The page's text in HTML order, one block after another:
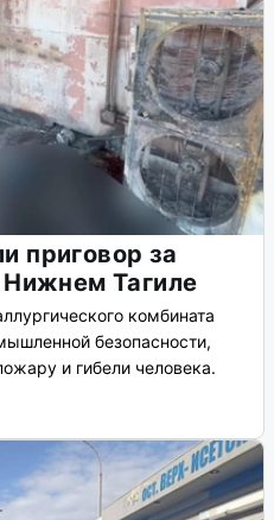
приговор за
Тагиле
комбината
безопасности,
и гибели человека.